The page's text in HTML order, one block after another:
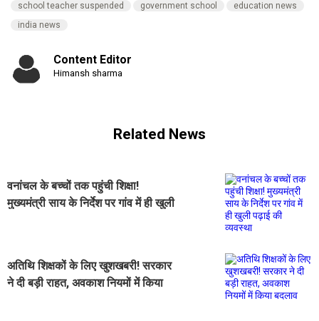
school teacher suspended
government school
education news
india news
Content Editor
Himansh sharma
Related News
वनांचल के बच्चों तक पहुंची शिक्षा!
मुख्यमंत्री साय के निर्देश पर गांव में ही खुली
अतिथि शिक्षकों के लिए खुशखबरी! सरकार
ने दी बड़ी राहत, अवकाश नियमों में किया